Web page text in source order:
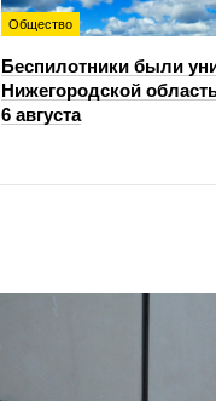
Общество
Беспилотники были
Нижегородской
6 августа